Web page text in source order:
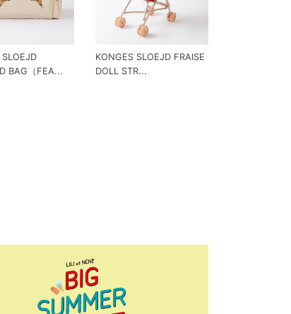
BAG（FEA...
KONGES SLOEJD FRAISE
DOLL STR...